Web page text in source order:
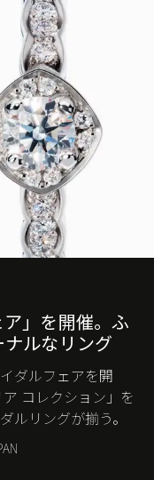
」を開催。ふ
ルなリング
ダルフェアを開
コレクション」を
ルリングが揃う。